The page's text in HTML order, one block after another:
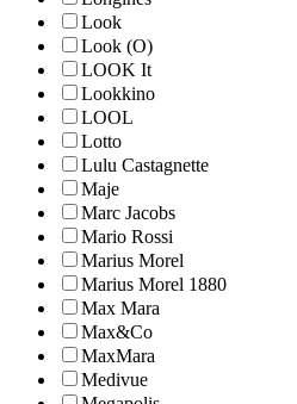
Look
Look (O)
LOOK It
Lookkino
LOOL
Lotto
Lulu Castagnette
Maje
Marc Jacobs
Mario Rossi
Marius Morel
Marius Morel 1880
Max Mara
Max&Co
MaxMara
Medivue